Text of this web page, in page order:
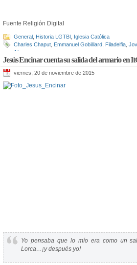
Fuente Religión Digital
General Historia LGTBI
Iglesia Católica
Charles Chaput Emmanuel Gobilliard Filadelfia
Jóvenes
Jesús Encinar cuenta su salida del armario en
viernes, 20 de noviembre de 2015
Yo pensaba que lo mío era como un
Lorca…¡y después yo!